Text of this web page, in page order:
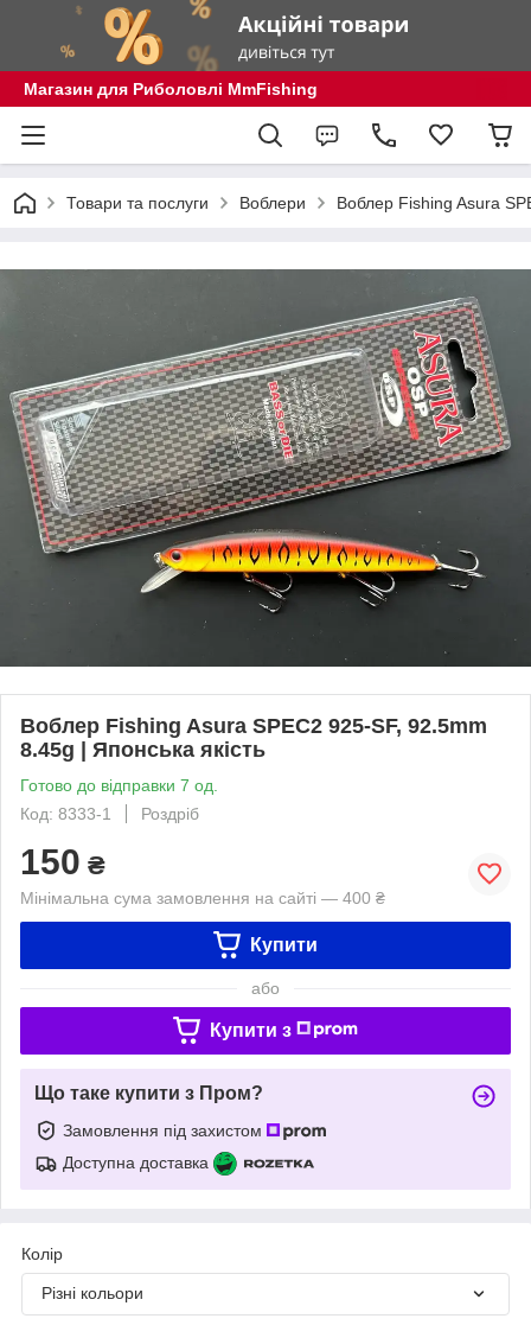
Магазин для Риболовлі MmFishing
Товари та послуги Воблери Воблер Fishing Asura
Воблер Fishing Asura SPEC2 925-SF, 92.5mm
8.45g | Японська якість
Готово до відправки 7 од.
Код: 8333-1
Роздріб
150 ₴
Мінімальна сума замовлення на сайті — 400 ₴
Купити
або
Купити з
Що таке купити з Пром?
Замовлення під захистом
Доступна доставка
Колір
Різні кольори